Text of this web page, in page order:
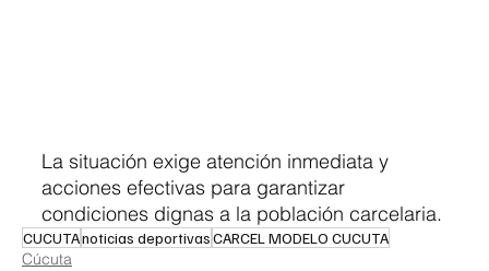
La situación exige atención inmediata y
acciones efectivas para garantizar
condiciones dignas a la población carcelaria.
CUCUTAnoticias deportivasCARCEL MODELO CUCUTA
Cúcuta